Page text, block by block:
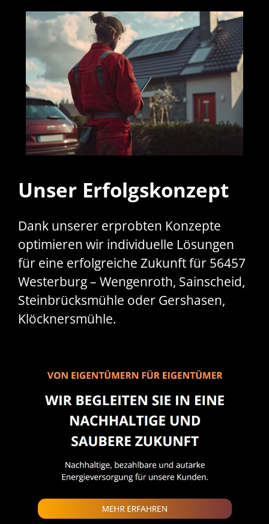
Unser Erfolgskonzept
Dank unserer erprobten Konzepte
optimieren wir individuelle Lösungen
für eine erfolgreiche Zukunft für 56457
Westerburg – Wengenroth, Sainscheid,
Steinbrücksmühle oder Gershasen,
Klöcknersmühle.